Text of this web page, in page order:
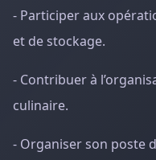
- Participer aux
et de stockage.
- Contribuer à
culinaire.
- Organiser son poste